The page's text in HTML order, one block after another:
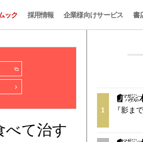
ック 採用情報 企業様向けサービス 書
べて治す
1 『影ま